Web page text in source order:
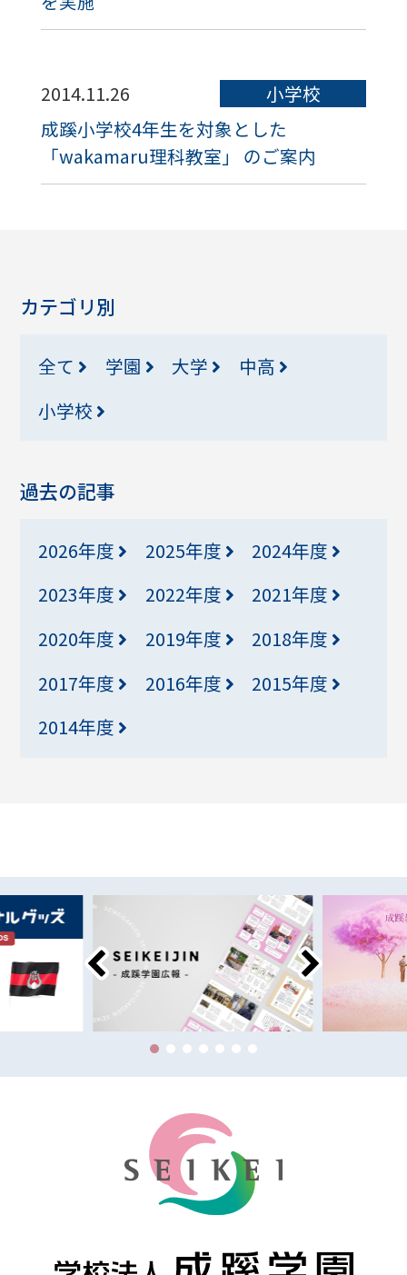
2014.11.26
小学校
成蹊小学校4年生を対象とした
「wakamaru理科教室」 のご案内
カテゴリ別
全て 学園 大学
中高
小学校
過去の記事
2026年度 2025年度
2024年度
2023年度
2022年度
2021年度
2020年度
2019年度
2018年度
2017年度
2016年度
2015年度
2014年度